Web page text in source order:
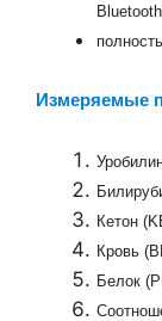
Измеряемые
Кетон
Кровь
Белок